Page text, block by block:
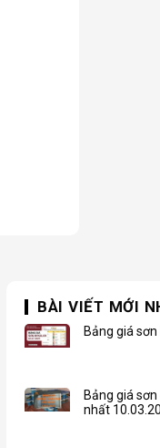
BÀI VIẾT MỚI
Bảng giá
Bảng giá
nhất